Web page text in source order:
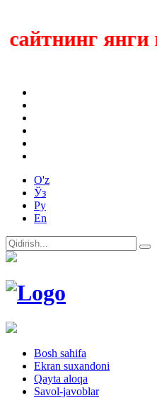
янги
O'z
Ўз
Ру
En
Bosh sahifa
Ekran suxandoni
Qayta aloqa
Savol-javoblar